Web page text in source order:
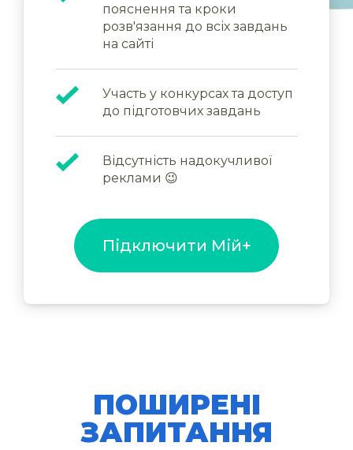
пояснення та кроки
розв'язання до всіх завдань
на сайті
Участь у конкурсах та доступ
до підготовчих завдань
Відсутність надокучливої
реклами 😉
Підключити Мій+
ПОШИРЕНІ
ЗАПИТАННЯ